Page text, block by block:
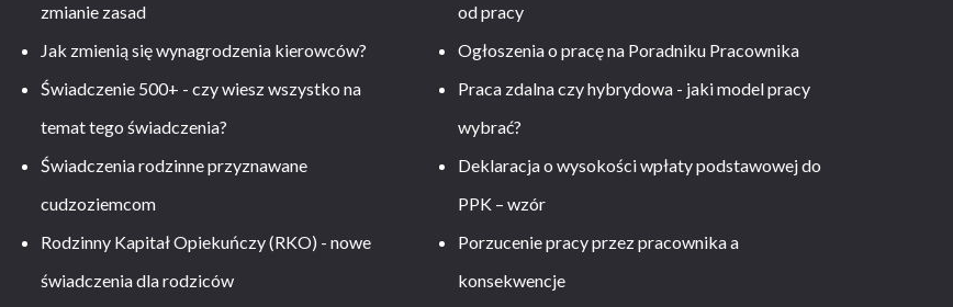
zmianie zasad
Jak zmienią się wynagrodzenia kierowców?
Świadczenie 500+ - czy wiesz wszystko na
temat tego świadczenia?
Świadczenia rodzinne przyznawane
cudzoziemcom
Rodzinny Kapitał Opiekuńczy (RKO) - nowe
świadczenia dla rodziców
od pracy
Ogłoszenia o pracę na Poradniku Pracownika
Praca zdalna czy hybrydowa - jaki model pracy
wybrać?
Deklaracja o wysokości wpłaty podstawowej do
PPK – wzór
Porzucenie pracy przez pracownika a
konsekwencje